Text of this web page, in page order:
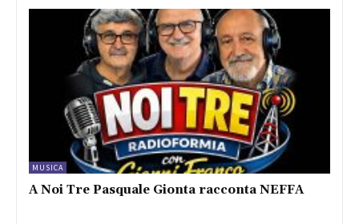
MUSICA
A Noi Tre Pasquale Gionta racconta NEFFA